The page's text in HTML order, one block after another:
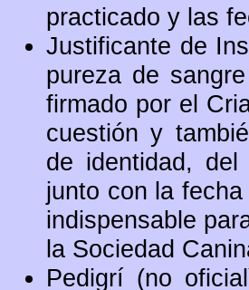
practicado y las
Justificante de
pureza de
firmado por el
cuestión y
de identidad,
junto con la
indispensable
la Sociedad
Pedigrí (no